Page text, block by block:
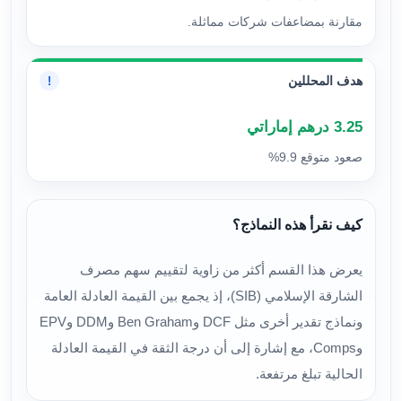
مقارنة بمضاعفات شركات مماثلة.
هدف المحللين !
3.25 درهم إماراتي
صعود متوقع 9.9%
كيف نقرأ هذه النماذج؟
يعرض هذا القسم أكثر من زاوية لتقييم سهم مصرف
الشارقة الإسلامي (SIB)، إذ يجمع بين القيمة العادلة العامة
ونماذج تقدير أخرى مثل DCF وBen Graham وDDM وEPV
وComps، مع إشارة إلى أن درجة الثقة في القيمة العادلة
الحالية تبلغ مرتفعة.